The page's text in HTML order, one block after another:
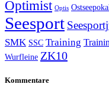
Optimist Optis
Seesport
SMK SSC Training
Wurfleine ZK10
Kommentare